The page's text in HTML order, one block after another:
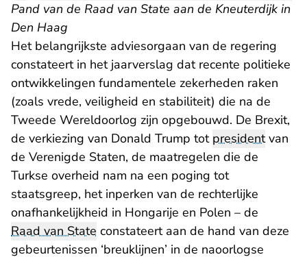
Pand van de Raad van State aan de Kneuterdijk in
Den Haag
Het belangrijkste adviesorgaan van de regering
constateert in het jaarverslag dat recente politieke
ontwikkelingen fundamentele zekerheden raken
(zoals vrede, veiligheid en stabiliteit) die na de
Tweede Wereldoorlog zijn opgebouwd. De Brexit,
de verkiezing van Donald Trump tot presidentvan
de Verenigde Staten, de maatregelen die de
Turkse overheid nam na een poging tot
staatsgreep, het inperken van de rechterlijke
onafhankelijkheid in Hongarije en Polen – de
Raad van State constateert aan de hand van deze
gebeurtenissen ‘breuklijnen’ in de naoorlogse